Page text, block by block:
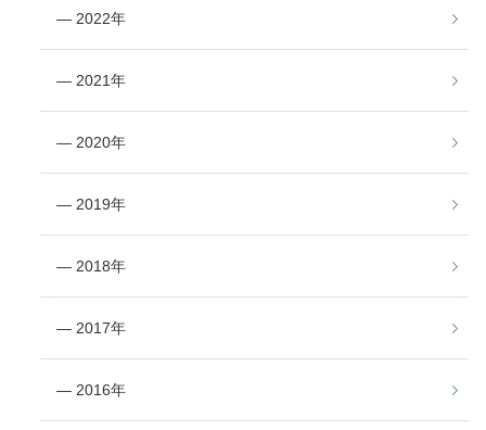
― 2022年
― 2021年
― 2020年
― 2019年
― 2018年
― 2017年
― 2016年